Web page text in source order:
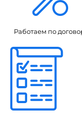
Работаем по